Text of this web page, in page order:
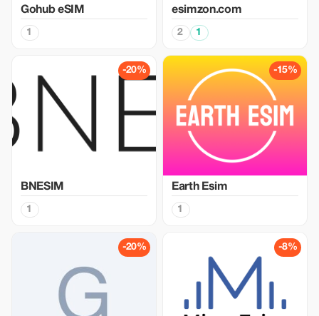
Gohub eSIM
1
esimzon.com
2 1
-20%
BNESIM
1
-15%
Earth Esim
1
-20% -8%